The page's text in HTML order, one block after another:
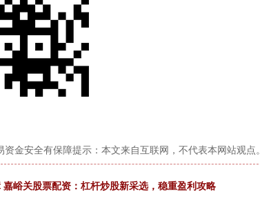
金安全有保障提示：本文来自互联网，不代表本网站观点。
峪关股票配资：杠杆炒股新采选，稳重盈利攻略